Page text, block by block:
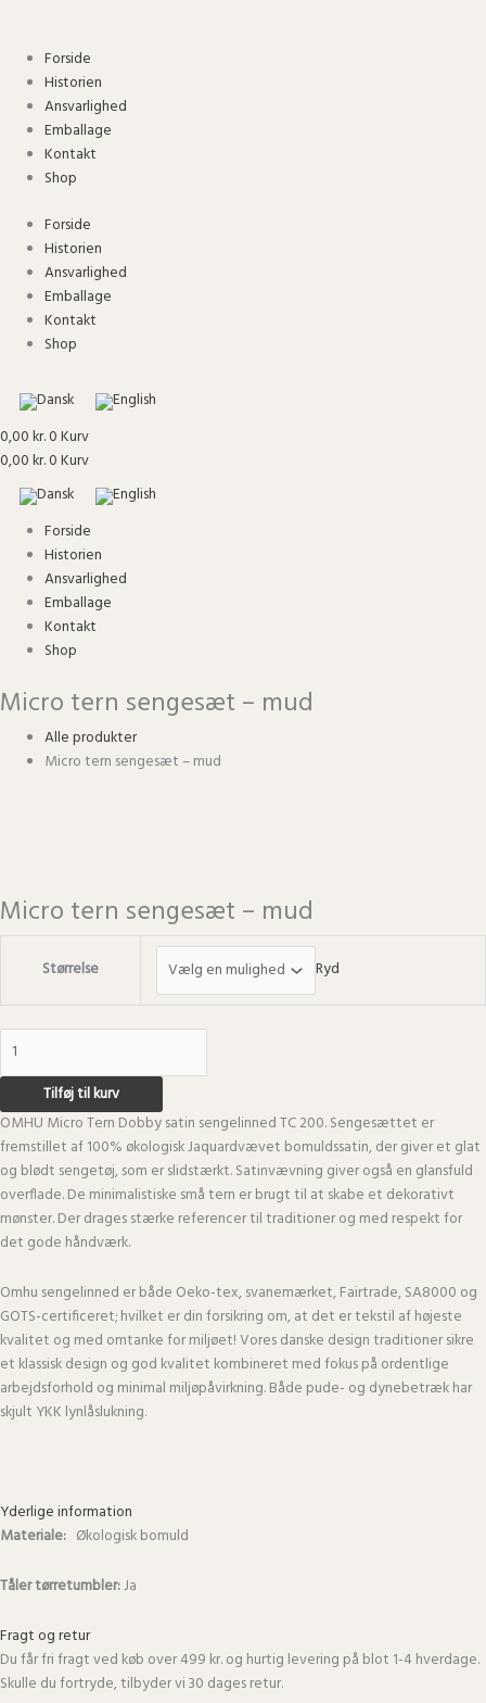
indholdetForside
Historien
Ansvarlighed
Emballage
Kontakt
Shop
Forside
Historien
Ansvarlighed
Emballage
Kontakt
Shop
0,00kr.0Kurv
0,00kr.0Kurv
Forside
Historien
Ansvarlighed
Emballage
Kontakt
Shop
Micro tern sengesæt – mud
Alle produkter
Micro tern sengesæt – mud
Micro tern sengesæt – mud
Størrelse Ryd
sengesæt
antal
Tilføj til kurv
OMHU Micro Tern Dobby satin sengelinned TC 200. Sengesættet er
fremstillet af 100% økologisk Jaquardvævet bomuldssatin, der giver et glat
og blødt sengetøj, som er slidstærkt. Satinvævning giver også en glansfuld
overflade. De minimalistiske små tern er brugt til at skabe et dekorativt
mønster. Der drages stærke referencer til traditioner og med respekt for
det gode håndværk.
Omhu sengelinned er både Oeko-tex, svanemærket, Fairtrade, SA8000 og
GOTS-certificeret; hvilket er din forsikring om, at det er tekstil af højeste
kvalitet og med omtanke for miljøet! Vores danske design traditioner sikre
et klassisk design og god kvalitet kombineret med fokus på ordentlige
arbejdsforhold og minimal miljøpåvirkning. Både pude- og dynebetræk har
skjult YKK lynlåslukning.
Yderlige information
Materiale: Økologisk bomuld
Tåler tørretumbler:Ja
Fragt og retur
Du får fri fragt ved køb over 499 kr. og hurtig levering på blot 1-4 hverdage.
Skulle du fortryde, tilbyder vi 30 dages retur.